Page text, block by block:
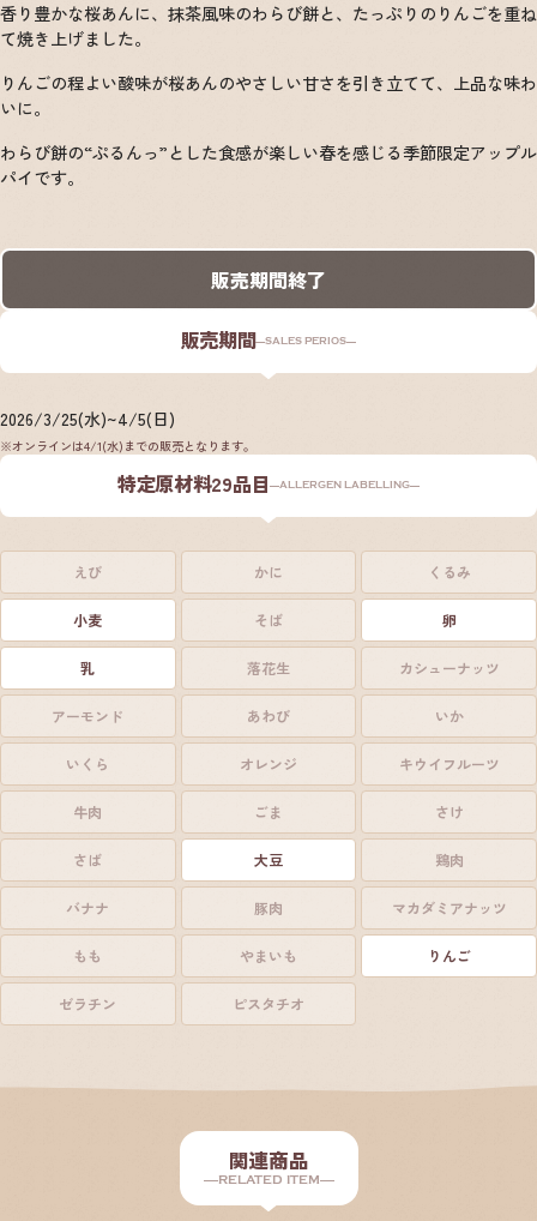
香り豊かな桜あんに、抹茶風味のわらび餅と、たっぷりのりんごを重ね
て焼き上げました。
りんごの程よい酸味が桜あんのやさしい甘さを引き立てて、上品な味わ
いに。
わらび餅の“ぷるんっ”とした食感が楽しい春を感じる季節限定アップル
パイです。
販売期間終了
販売期間 SALES PERIOS
2026/3/25(水)~4/5(日)
※オンラインは4/1(水)までの販売となります。
特定原材料29品目 ALLERGEN LABELLING
えび かに くるみ
小麦 そば 卵
乳 落花生 カシューナッツ
アーモンド あわび いか
いくら オレンジ キウイフルーツ
牛肉 ごま さけ
さば 大豆 鶏肉
バナナ 豚肉 マカダミアナッツ
もも やまいも りんご
ゼラチン ピスタチオ
関連商品
RELATED ITEM